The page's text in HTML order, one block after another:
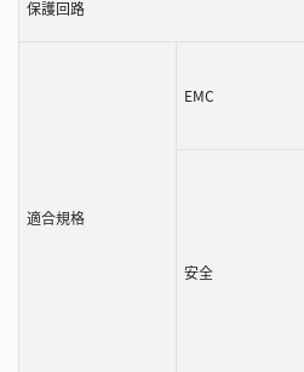
保護回路
適合規格
EMC
安全